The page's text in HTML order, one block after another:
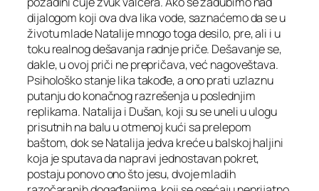
dijalogom koji ova dva lika vode, saznaćemo da se u
životu mlade Natalije mnogo toga desilo, pre, ali i u
toku realnog dešavanja radnje priče. Dešavanje se,
dakle, u ovoj priči ne prepričava, već nagoveštava.
Psihološko stanje lika takođe, a ono prati uzlaznu
putanju do konačnog razrešenja u poslednjim
replikama. Natalija i Dušan, koji su se uneli u ulogu
prisutnih na balu u otmenoj kući sa prelepom
baštom, dok se Natalija jedva kreće u balskoj haljini
koja je sputava da napravi jednostavan pokret,
postaju ponovo ono što jesu, dvoje mladih